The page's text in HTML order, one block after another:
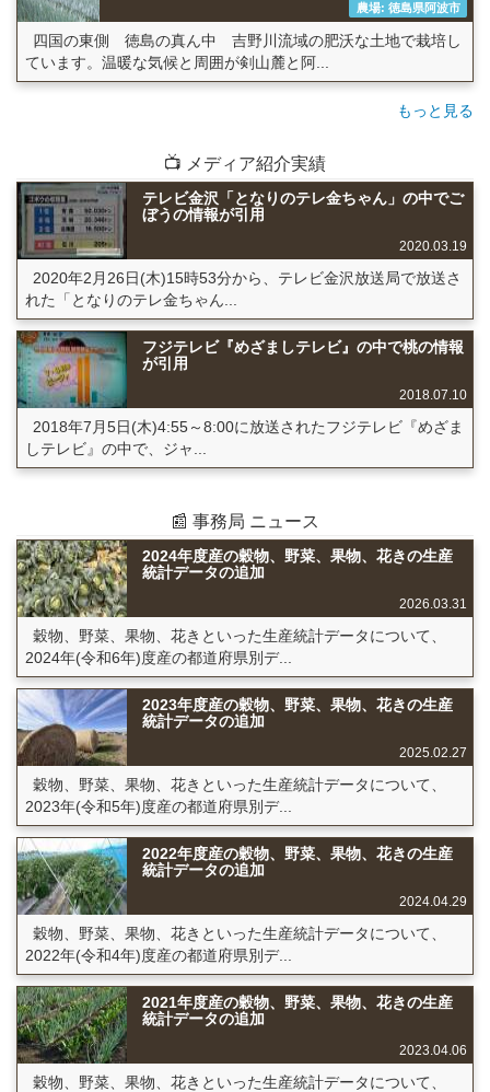
農場: 徳島県阿波市
四国の東側 徳島の真ん中 吉野川流域の肥沃な土地で栽培し
ています。温暖な気候と周囲が剣山麓と阿...
もっと見る
📺 メディア紹介実績
テレビ金沢「となりのテレ金ちゃん」の中でご
ぼうの情報が引用
2020.03.19
2020年2月26日(木)15時53分から、テレビ金沢放送局で放送さ
れた「となりのテレ金ちゃん...
フジテレビ『めざましテレビ』の中で桃の情報
が引用
2018.07.10
2018年7月5日(木)4:55～8:00に放送されたフジテレビ『めざま
しテレビ』の中で、ジャ...
📰 事務局 ニュース
2024年度産の穀物、野菜、果物、花きの生産
統計データの追加
2026.03.31
穀物、野菜、果物、花きといった生産統計データについて、
2024年(令和6年)度産の都道府県別デ...
2023年度産の穀物、野菜、果物、花きの生産
統計データの追加
2025.02.27
穀物、野菜、果物、花きといった生産統計データについて、
2023年(令和5年)度産の都道府県別デ...
2022年度産の穀物、野菜、果物、花きの生産
統計データの追加
2024.04.29
穀物、野菜、果物、花きといった生産統計データについて、
2022年(令和4年)度産の都道府県別デ...
2021年度産の穀物、野菜、果物、花きの生産
統計データの追加
2023.04.06
穀物、野菜、果物、花きといった生産統計データについて、